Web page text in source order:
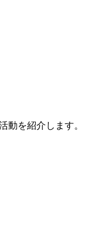
動を紹介します。